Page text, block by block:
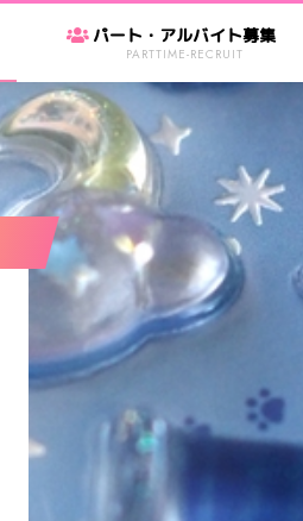
パート・アルバイト募集
PARTTIME-RECRUIT